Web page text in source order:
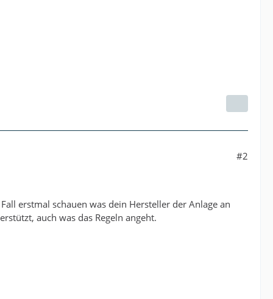
#2
erstmal schauen was dein Hersteller der Anlage an
auch was das Regeln angeht.